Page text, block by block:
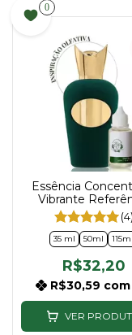
Essência
Vibrante
Vibrato
35ml | 50ml |
(4)
35 ml 50ml 115ml
R$32,20
R$30,59 com
VER
0